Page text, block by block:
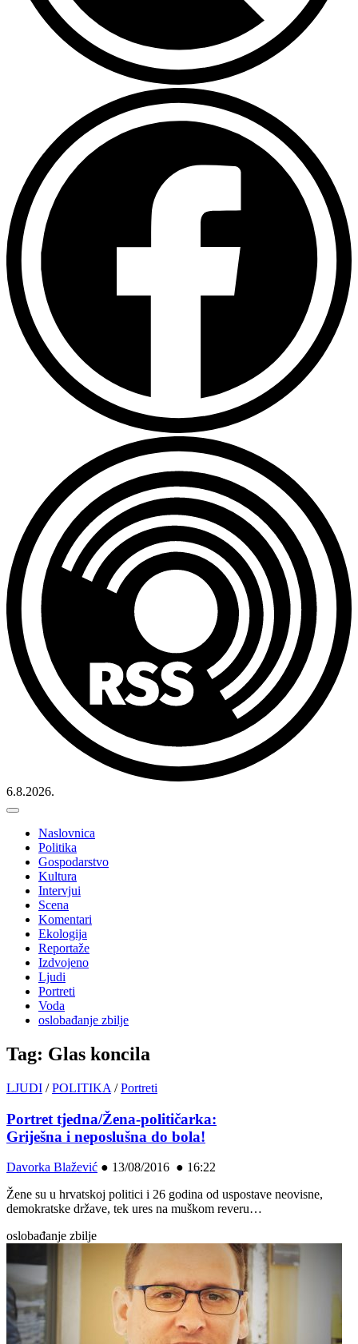
6.8.2026.
Naslovnica
Politika
Gospodarstvo
Kultura
Intervjui
Scena
Komentari
Ekologija
Reportaže
Izdvojeno
Ljudi
Portreti
Voda
oslobađanje zbilje
Tag: Glas koncila
LJUDI /POLITIKA /Portreti
Portret tjedna/Žena-političarka:
Griješna i neposlušna do bola!
Davorka Blažević ● 13/08/2016 ● 16:22
Žene su u hrvatskoj politici i 26 godina od uspostave neovisne,
demokratske države, tek ures na muškom reveru…
oslobađanje zbilje